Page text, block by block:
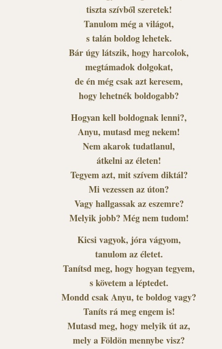
tiszta szívből szeretek!
Tanulom még a világot,
s talán boldog lehetek.
Bár úgy látszik, hogy harcolok,
megtámadok dolgokat,
de én még csak azt keresem,
hogy lehetnék boldogabb?
Hogyan kell boldognak lenni?,
Anyu, mutasd meg nekem!
Nem akarok tudatlanul,
átkelni az életen!
Tegyem azt, mit szívem diktál?
Mi vezessen az úton?
Vagy hallgassak az eszemre?
Melyik jobb? Még nem tudom!
Kicsi vagyok, jóra vágyom,
tanulom az életet.
Tanítsd meg, hogy hogyan tegyem,
s követem a léptedet.
Mondd csak Anyu, te boldog vagy?
Taníts rá meg engem is!
Mutasd meg, hogy melyik út az,
mely a Földön mennybe visz?